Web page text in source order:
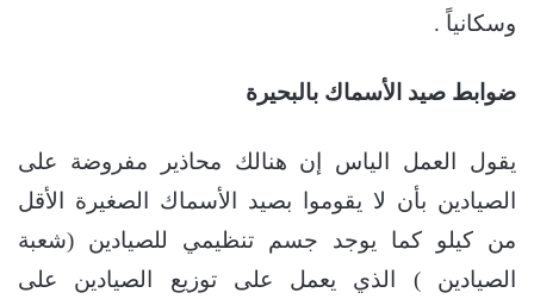
وسكانياً .
ضوابط صيد الأسماك بالبحيرة
يقول العمل الياس إن هنالك محاذير مفروضة على
الصيادين بأن لا يقوموا بصيد الأسماك الصغيرة الأقل
من كيلو كما يوجد جسم تنظيمي للصيادين (شعبة
الصيادين ) الذي يعمل على توزيع الصيادين على